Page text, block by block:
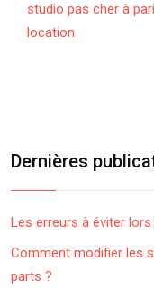
studio pas cher à
location
Dernières
Les erreurs à éviter lors
Comment modifier les
parts ?